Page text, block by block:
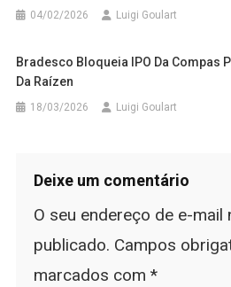
04/02/2026 Luigi Goulart
Bradesco Bloqueia IPO Da Compas
Da Raízen
18/03/2026 Luigi Goulart
Deixe um comentário
O seu endereço de e-mail
publicado. Campos
marcados com *